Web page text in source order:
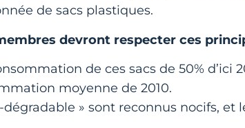
de sacs plastiques.
devront respecter ces
de ces sacs de 50% d’ici
moyenne de 2010.
dégradable » sont reconnus nocifs,